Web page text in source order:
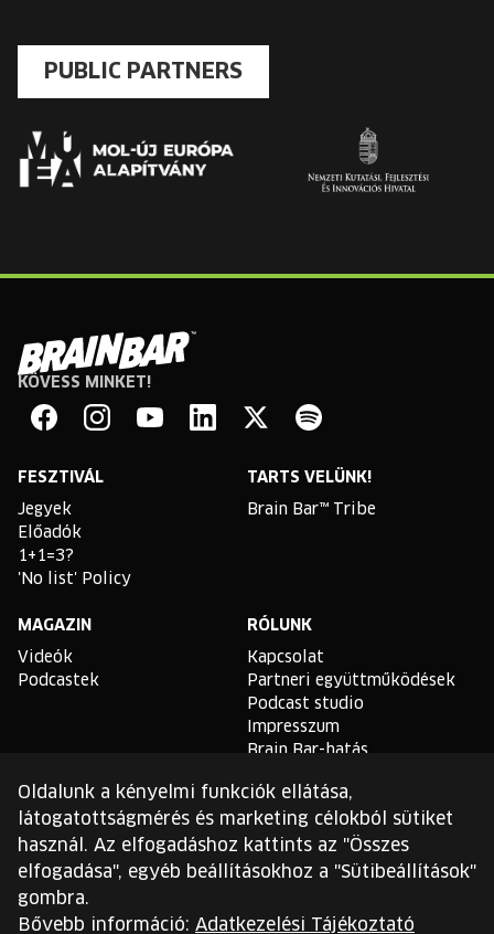
PUBLIC PARTNERS
Brain
Bar
KÖVESS MINKET!
FESZTIVÁL
Jegyek
Előadók
1+1=3?
'No list' Policy
TARTS VELÜNK!
Brain Bar™ Tribe
MAGAZIN
Videók
Podcastek
RÓLUNK
Kapcsolat
Partneri együttműködések
Podcast studio
Impresszum
Brain Bar-hatás
TLDR
Általános Szerződési
Feltételek
Sütikezelési Szabályzat
Adatvédelmi Szabályzat
Oldalunk a kényelmi funkciók ellátása,
látogatottságmérés és marketing célokból sütiket
használ. Az elfogadáshoz kattints az "Összes
elfogadása", egyéb beállításokhoz a "Sütibeállítások"
gombra.
Bővebb információ: Adatkezelési Tájékoztató